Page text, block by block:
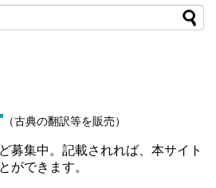
（古典の翻訳等を販売）
募集中。記載されれば、本サイト
ができます。